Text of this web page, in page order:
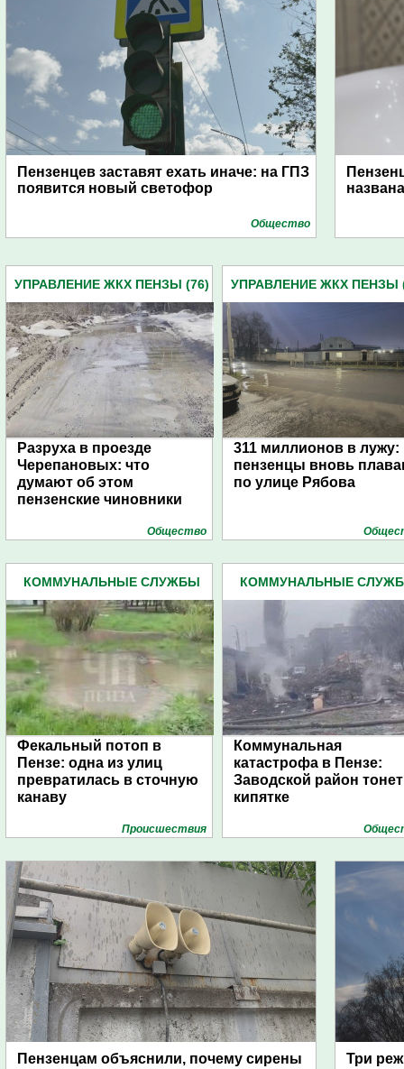
Пензенцев заставят ехать иначе: на ГПЗ
появится новый светофор
Общество
УПРАВЛЕНИЕ ЖКХ ПЕНЗЫ (76)
Разруха в проезде
Черепановых: что
думают об этом
пензенские чиновники
Общество
УПРАВЛЕНИЕ ЖКХ ПЕНЗЫ
311 миллионов в лужу:
пензенцы вновь
по улице Рябова
КОММУНАЛЬНЫЕ СЛУЖБЫ
Фекальный потоп в
Пензе: одна из улиц
превратилась в сточную
канаву
Проиcшествия
КОММУНАЛЬНЫЕ
Коммунальная
катастрофа в Пензе:
Заводской район
кипятке
Пензенцам объяснили, почему сирены
Три